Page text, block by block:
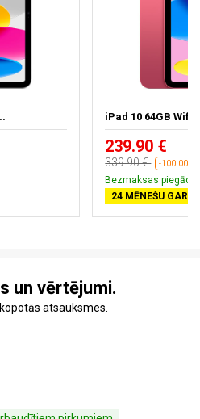
iPad 10 64GB Wifi
239.90 €
339.90 € -100.00 €
Bezmaksas piegāde
24 MĒNEŠU
un vērtējumi.
atsauksmes.